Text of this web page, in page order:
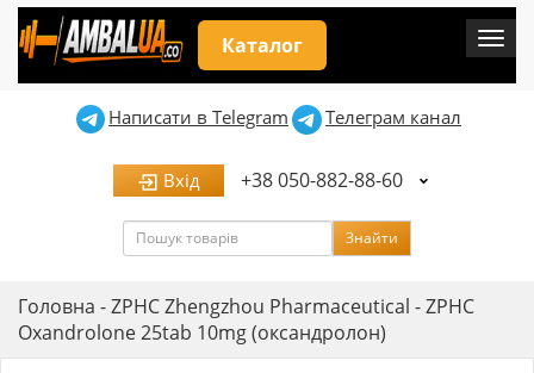
Каталог
Написати в Telegram Телеграм канал
Вхід +38 050-882-88-60
Пошук Знайти
Головна -ZPHC Zhengzhou Pharmaceutical -ZPHC
Oxandrolone 25tab 10mg (оксандролон)